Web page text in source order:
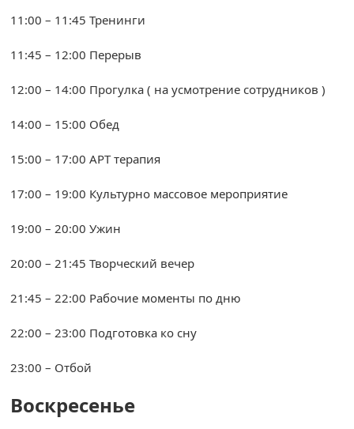
11:00 – 11:45 Тренинги
11:45 – 12:00 Перерыв
12:00 – 14:00 Прогулка ( на усмотрение сотрудников )
14:00 – 15:00 Обед
15:00 – 17:00 АРТ терапия
17:00 – 19:00 Культурно массовое мероприятие
19:00 – 20:00 Ужин
20:00 – 21:45 Творческий вечер
21:45 – 22:00 Рабочие моменты по дню
22:00 – 23:00 Подготовка ко сну
23:00 – Отбой
Воскресенье